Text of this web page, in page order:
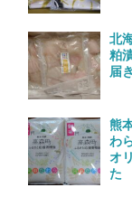
北
粕
届
熊
わ
オ
た